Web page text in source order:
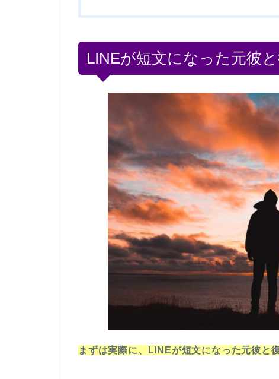
LINEが短文になった元彼
まずは実際に、LINEが短文になった元彼と